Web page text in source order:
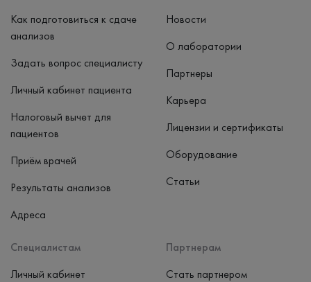
Как подготовиться к сдаче
анализов
Задать вопрос специалисту
Личный кабинет пациента
Налоговый вычет для
пациентов
Приём врачей
Результаты анализов
Адреса
Специалистам
Личный кабинет
Партнерам
Стать партнером
Новости
О лаборатории
Партнеры
Карьера
Лицензии и сертификаты
Оборудование
Статьи